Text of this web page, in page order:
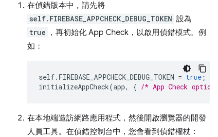
在偵錯版本中，請先將
self.FIREBASE_APPCHECK_DEBUG_TOKEN 設為
true
，再初始化 App Check，以啟用偵錯模式。例
如：
self. FIREBASE_APPCHECK_DEBUG_TOKEN = true ;
initializeAppCheck(app, { /* App Check
在本地端造訪網路應用程式，然後開啟瀏覽器的開發
人員工具。在偵錯控制台中，您會看到偵錯權杖：